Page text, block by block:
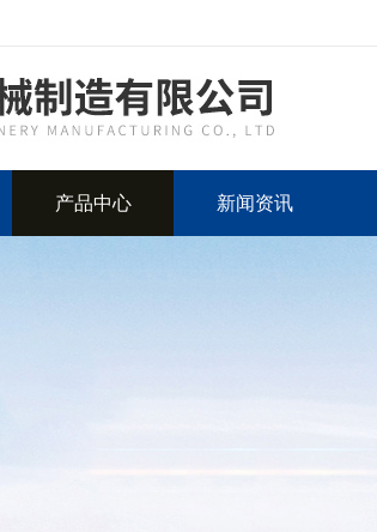
产品中心 新闻资讯